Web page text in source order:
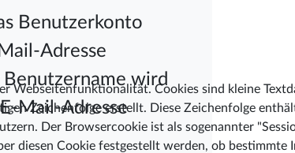
Benutzerkonto
Adresse
wird
Mail-Adresse
Webseitenfunktionalität. Cookies sind kleine
Zeichenfolge erstellt. Diese Zeichenfolge
Der Browsercookie ist als sogenannter
diesen Cookie festgestellt werden, ob